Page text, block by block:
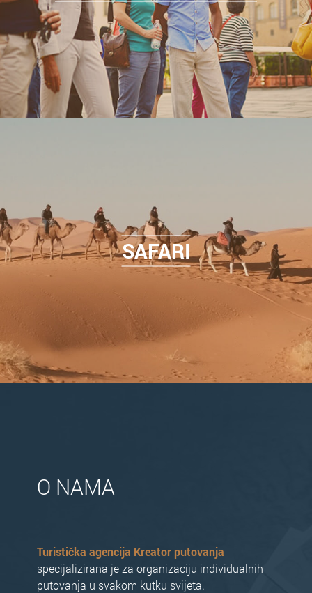
SAFARI
O NAMA
Turistička agencija Kreator putovanja
specijalizirana je za organizaciju individualnih
putovanja u svakom kutku svijeta.